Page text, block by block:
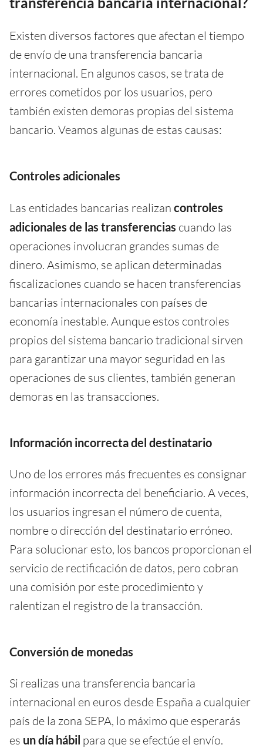
Existen diversos factores que afectan el tiempo
de envío de una transferencia bancaria
internacional. En algunos casos, se trata de
errores cometidos por los usuarios, pero
también existen demoras propias del sistema
bancario. Veamos algunas de estas causas:
Controles adicionales
Las entidades bancarias realizan controles
adicionales de las transferencias cuando las
operaciones involucran grandes sumas de
dinero. Asimismo, se aplican determinadas
fiscalizaciones cuando se hacen transferencias
bancarias internacionales con países de
economía inestable. Aunque estos controles
propios del sistema bancario tradicional sirven
para garantizar una mayor seguridad en las
operaciones de sus clientes, también generan
demoras en las transacciones.
Información incorrecta del destinatario
Uno de los errores más frecuentes es consignar
información incorrecta del beneficiario. A veces,
los usuarios ingresan el número de cuenta,
nombre o dirección del destinatario erróneo.
Para solucionar esto, los bancos proporcionan el
servicio de rectificación de datos, pero cobran
una comisión por este procedimiento y
ralentizan el registro de la transacción.
Conversión de monedas
Si realizas una transferencia bancaria
internacional en euros desde España a cualquier
país de la zona SEPA, lo máximo que esperarás
es un día hábil para que se efectúe el envío.